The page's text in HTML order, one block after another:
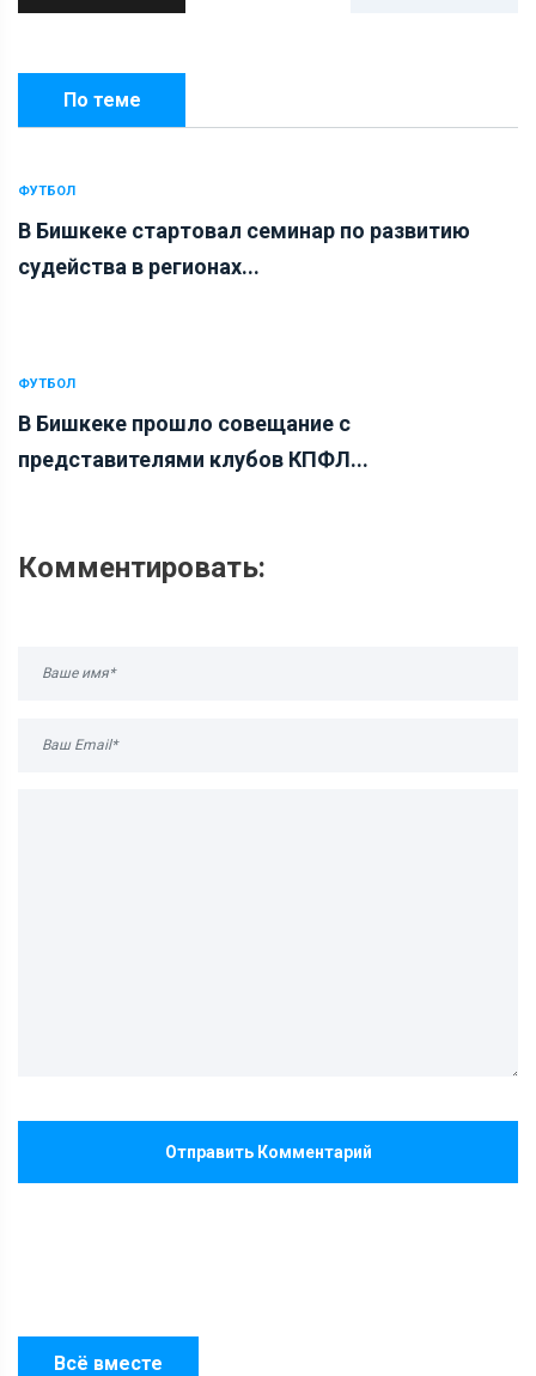
Всё вместе
По теме
ФУТБОЛ
В Бишкеке стартовал семинар по развитию
судейства в регионах...
ФУТБОЛ
В Бишкеке прошло совещание с
представителями клубов КПФЛ...
Комментировать:
Отправить Комментарий